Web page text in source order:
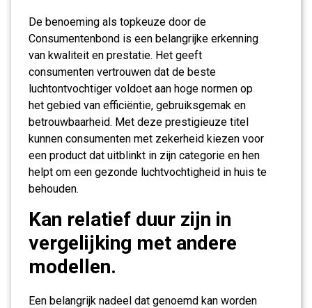
De benoeming als topkeuze door de
Consumentenbond is een belangrijke erkenning
van kwaliteit en prestatie. Het geeft
consumenten vertrouwen dat de beste
luchtontvochtiger voldoet aan hoge normen op
het gebied van efficiëntie, gebruiksgemak en
betrouwbaarheid. Met deze prestigieuze titel
kunnen consumenten met zekerheid kiezen voor
een product dat uitblinkt in zijn categorie en hen
helpt om een gezonde luchtvochtigheid in huis te
behouden.
Kan relatief duur zijn in
vergelijking met andere
modellen.
Een belangrijk nadeel dat genoemd kan worden